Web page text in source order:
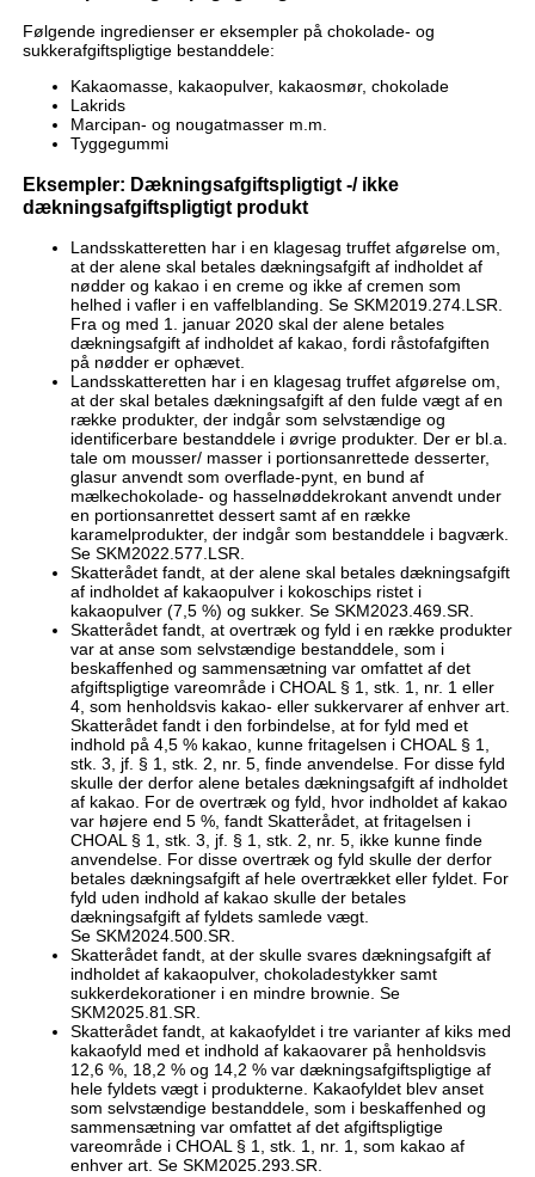
Følgende ingredienser er eksempler på chokolade- og
sukkerafgiftspligtige bestanddele:
Kakaomasse, kakaopulver, kakaosmør, chokolade
Lakrids
Marcipan- og nougatmasser m.m.
Tyggegummi
Eksempler: Dækningsafgiftspligtigt -/ ikke
dækningsafgiftspligtigt produkt
Landsskatteretten har i en klagesag truffet afgørelse om,
at der alene skal betales dækningsafgift af indholdet af
nødder og kakao i en creme og ikke af cremen som
helhed i vafler i en vaffelblanding. Se SKM2019.274.LSR.
Fra og med 1. januar 2020 skal der alene betales
dækningsafgift af indholdet af kakao, fordi råstofafgiften
på nødder er ophævet.
Landsskatteretten har i en klagesag truffet afgørelse om,
at der skal betales dækningsafgift af den fulde vægt af en
række produkter, der indgår som selvstændige og
identificerbare bestanddele i øvrige produkter. Der er bl.a.
tale om mousser/ masser i portionsanrettede desserter,
glasur anvendt som overflade-pynt, en bund af
mælkechokolade- og hasselnøddekrokant anvendt under
en portionsanrettet dessert samt af en række
karamelprodukter, der indgår som bestanddele i bagværk.
Se SKM2022.577.LSR.
Skatterådet fandt, at der alene skal betales dækningsafgift
af indholdet af kakaopulver i kokoschips ristet i
kakaopulver (7,5 %) og sukker. Se SKM2023.469.SR.
Skatterådet fandt, at overtræk og fyld i en række produkter
var at anse som selvstændige bestanddele, som i
beskaffenhed og sammensætning var omfattet af det
afgiftspligtige vareområde i CHOAL § 1, stk. 1, nr. 1 eller
4, som henholdsvis kakao- eller sukkervarer af enhver art.
Skatterådet fandt i den forbindelse, at for fyld med et
indhold på 4,5 % kakao, kunne fritagelsen i CHOAL § 1,
stk. 3, jf. § 1, stk. 2, nr. 5, finde anvendelse. For disse fyld
skulle der derfor alene betales dækningsafgift af indholdet
af kakao. For de overtræk og fyld, hvor indholdet af kakao
var højere end 5 %, fandt Skatterådet, at fritagelsen i
CHOAL § 1, stk. 3, jf. § 1, stk. 2, nr. 5, ikke kunne finde
anvendelse. For disse overtræk og fyld skulle der derfor
betales dækningsafgift af hele overtrækket eller fyldet. For
fyld uden indhold af kakao skulle der betales
dækningsafgift af fyldets samlede vægt.
Se SKM2024.500.SR.
Skatterådet fandt, at der skulle svares dækningsafgift af
indholdet af kakaopulver, chokoladestykker samt
sukkerdekorationer i en mindre brownie. Se
SKM2025.81.SR.
Skatterådet fandt, at kakaofyldet i tre varianter af kiks med
kakaofyld med et indhold af kakaovarer på henholdsvis
12,6 %, 18,2 % og 14,2 % var dækningsafgiftspligtige af
hele fyldets vægt i produkterne. Kakaofyldet blev anset
som selvstændige bestanddele, som i beskaffenhed og
sammensætning var omfattet af det afgiftspligtige
vareområde i CHOAL § 1, stk. 1, nr. 1, som kakao af
enhver art. Se SKM2025.293.SR.